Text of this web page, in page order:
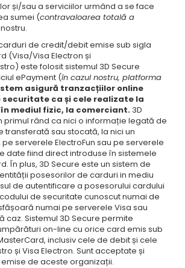
și/sau a serviciilor urmând a se face
sumei (contravaloarea totală a
de credit/debit emise sub sigla
(Visa/Visa Electron și
este folosit sistemul 3D Secure
ePayment (în cazul nostru, platforma
asigură tranzacțiilor online
securitate ca și cele realizate la
mediul fizic, la comerciant. 3D
primul rând ca nici o informație legată de
transferată sau stocată, la nici un
serverele ElectroFun sau pe serverele
date fiind direct introduse în sistemele
În plus, 3D Secure este un sistem de
posesorilor de carduri in mediu
de autentificare a posesorului cardului
de securitate cunoscut numai de
numai pe serverele Visa sau
caz. Sistemul 3D Secure permite
on-line cu orice card emis sub
inclusiv cele de debit și cele
și Visa Electron. Sunt acceptate și
de aceste organizații.